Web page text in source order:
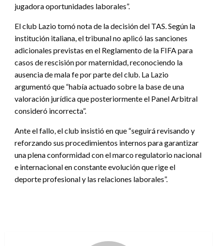
jugadora oportunidades laborales”.
El club Lazio tomó nota de la decisión del TAS. Según la
institución italiana, el tribunal no aplicó las sanciones
adicionales previstas en el Reglamento de la FIFA para
casos de rescisión por maternidad, reconociendo la
ausencia de mala fe por parte del club. La Lazio
argumentó que “había actuado sobre la base de una
valoración jurídica que posteriormente el Panel Arbitral
consideró incorrecta”.
Ante el fallo, el club insistió en que “seguirá revisando y
reforzando sus procedimientos internos para garantizar
una plena conformidad con el marco regulatorio nacional
e internacional en constante evolución que rige el
deporte profesional y las relaciones laborales”.